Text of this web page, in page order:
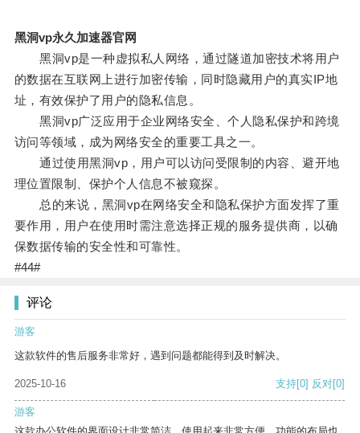
黑洞vp永久加速器官网
黑洞vp是一种虚拟私人网络，通过隧道加密技术将用户
的数据在互联网上进行加密传输，同时隐藏用户的真实IP地
址，有效保护了用户的隐私信息。
黑洞vp广泛应用于企业网络安全、个人隐私保护和跨境
访问等领域，成为网络安全的重要工具之一。
通过使用黑洞vp，用户可以访问受限制的内容、避开地
理位置限制、保护个人信息不被窥探。
总的来说，黑洞vp在网络安全和隐私保护方面发挥了重
要作用，用户在使用时需注意选择正规的服务提供商，以确
保数据传输的安全性和可靠性。
#44#
评论
游客
这款软件的售后服务非常好，遇到问题都能得到及时解决。
2025-10-16 支持[0] 反对[0]
游客